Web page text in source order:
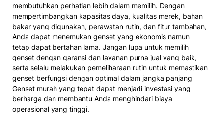
membutuhkan perhatian lebih dalam memilih. Dengan
mempertimbangkan kapasitas daya, kualitas merek, bahan
bakar yang digunakan, perawatan rutin, dan fitur tambahan,
Anda dapat menemukan genset yang ekonomis namun
tetap dapat bertahan lama. Jangan lupa untuk memilih
genset dengan garansi dan layanan purna jual yang baik,
serta selalu melakukan pemeliharaan rutin untuk memastikan
genset berfungsi dengan optimal dalam jangka panjang.
Genset murah yang tepat dapat menjadi investasi yang
berharga dan membantu Anda menghindari biaya
operasional yang tinggi.